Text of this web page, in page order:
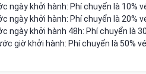
ngày khởi hành: Phí chuyển là 10%
ngày khởi hành: Phí chuyển là 20%
ngày khởi hành 48h: Phí chuyển là
giờ khởi hành: Phí chuyển là 50%